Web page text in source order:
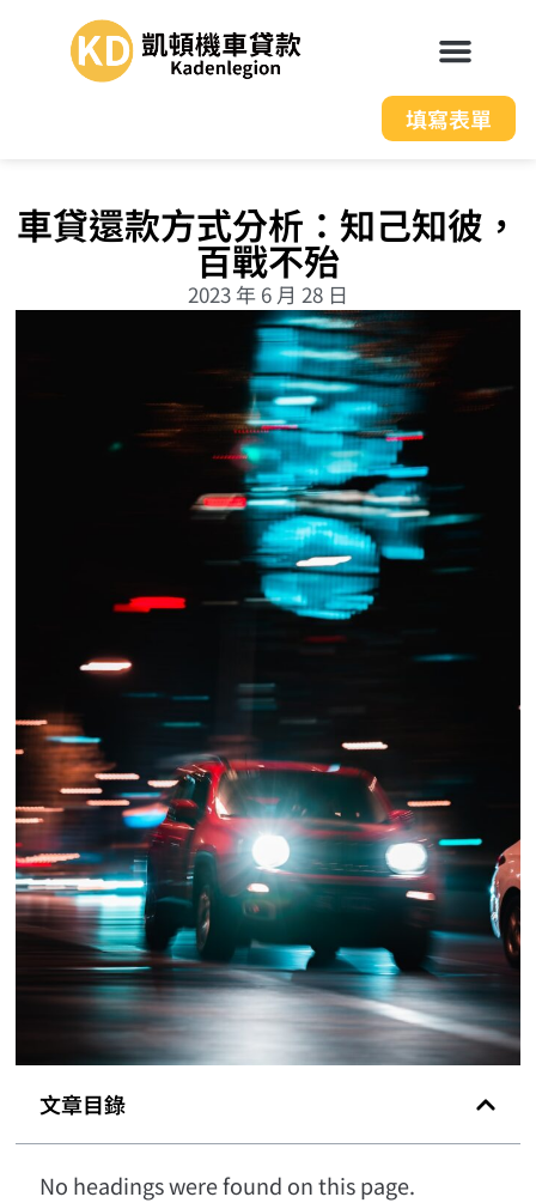
填寫表單
車貸還款方式分析：知己知彼，
百戰不殆
2023 年 6 月 28 日
文章目錄
No headings were found on this page.